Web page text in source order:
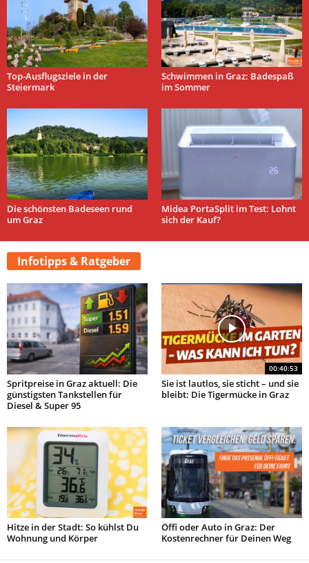
Top-Ausflugsziele in der
Steiermark
Schwimmen in Graz: Badespaß
im Sommer
Die schönsten Badeseen rund
um Graz
Midea PortaSplit im Test: Lohnt
sich der Kauf?
Infotipps & Ratgeber
Spritpreise in Graz aktuell: Die
günstigsten Tankstellen für
Diesel & Super 95
00:40:53
Sie ist lautlos, sie sticht – und sie
bleibt: Die Tigermücke in Graz
Hitze in der Stadt: So kühlst Du
Wohnung und Körper
Öffi oder Auto in Graz: Der
Kostenrechner für Deinen Weg